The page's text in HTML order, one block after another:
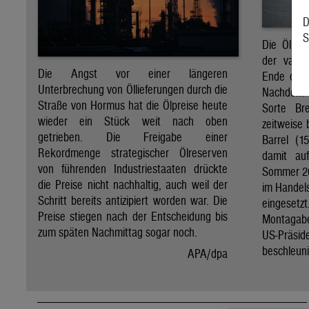
Die Angst vor einer längeren
Unterbrechung von Öllieferungen durch die
Straße von Hormus hat die Ölpreise heute
wieder ein Stück weit nach oben
getrieben. Die Freigabe einer
Rekordmenge strategischer Ölreserven
von führenden Industriestaaten drückte
die Preise nicht nachhaltig, auch weil der
Schritt bereits antizipiert worden war. Die
Preise stiegen nach der Entscheidung bis
zum späten Nachmittag sogar noch.
APA/dpa
Die
der
Ende
Sorte
zeitweise
Barrel
damit
Sommer
im
US-